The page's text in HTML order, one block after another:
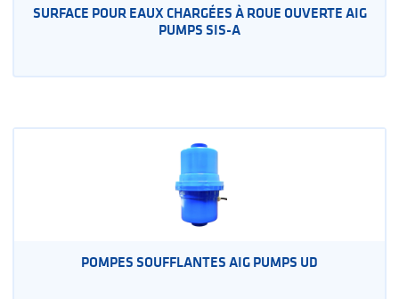
SURFACE POUR EAUX CHARGÉES À ROUE OUVERTE AIG
PUMPS SIS-A
POMPES SOUFFLANTES AIG PUMPS UD